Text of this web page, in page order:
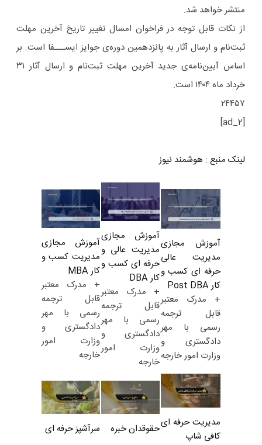
منتشر خواهد شد.
از نکات قابل توجه در فراخوان امسال تغییر تاریخ آخرین مهلت
ثبت‌نام و ارسال آثار به پانزدهمین دوره‌ی جوایز ایســـفا است. بر
اساس آیین‌نامه‌ی جدید آخرین مهلت ثبت‌نام و ارسال آثار ۳۱
خرداد ماه ۱۴۰۴ است.
۲۴۴۵۷
[ad_2]
لینک منبع : هوشمند نیوز
آموزش مجازی
مدیریت عالی
حرفه ای کسب و
کار Post DBA
+ مدرک معتبر
قابل ترجمه
رسمی با مهر
دادگستری و
وزارت امور خارجه
آموزش مجازی
مدیریت عالی و
حرفه ای کسب و
کار DBA
+ مدرک معتبر
قابل ترجمه
رسمی با مهر
دادگستری و
وزارت امور
خارجه
آموزش مجازی
مدیریت کسب و
کار MBA
+ مدرک معتبر
قابل ترجمه
رسمی با مهر
دادگستری و
وزارت امور
خارجه
مدیریت حرفه ای
کافی شاپ
حقوقدان خبره سرآشپز حرفه ای